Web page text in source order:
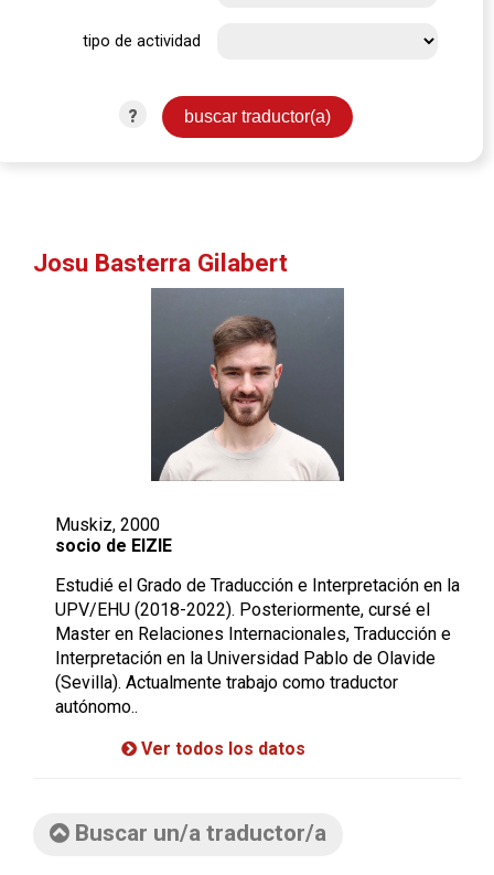
tipo de actividad
?
Josu Basterra Gilabert
Muskiz, 2000
socio de EIZIE
Estudié el Grado de Traducción e Interpretación en la
UPV/EHU (2018-2022). Posteriormente, cursé el
Master en Relaciones Internacionales, Traducción e
Interpretación en la Universidad Pablo de Olavide
(Sevilla). Actualmente trabajo como traductor
autónomo..
Ver todos los datos
Buscar un/a traductor/a